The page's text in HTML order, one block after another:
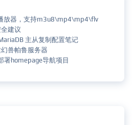
放器，支持m3u8\mp4\mp4\flv
建议
主从复制配置笔记
兽帕鲁服务器
署homepage导航项目